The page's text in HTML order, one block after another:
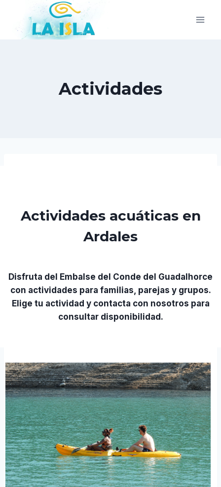
contenido
Actividades
Actividades acuáticas en
Ardales
Disfruta del Embalse del Conde del Guadalhorce
con actividades para familias, parejas y grupos.
Elige tu actividad y contacta con nosotros para
consultar disponibilidad.
$219